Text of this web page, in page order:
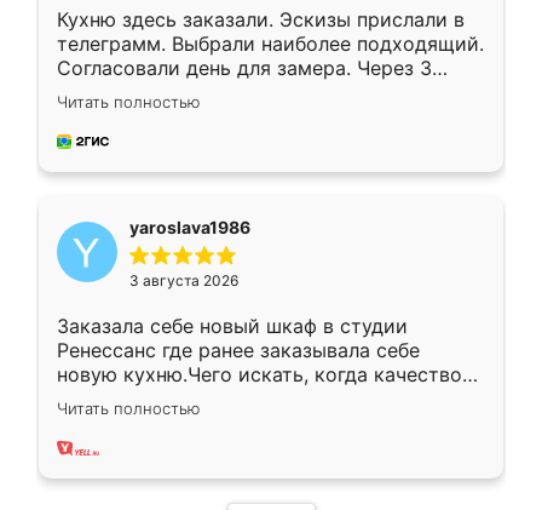
Кухню здесь заказали. Эскизы прислали в
телеграмм. Выбрали наиболее подходящий.
Согласовали день для замера. Через 3
недели кухня была уже готова. Остались
довольны работой. Спасибо Ренессанс
мебель за качественную работу!
Читать полностью
yaroslava1986
3 августа 2026
Заказала себе новый шкаф в студии
Ренессанс где ранее заказывала себе
новую кухню.Чего искать, когда качеством
вполне довольна. Служит кухня уже почти
два года, нареканий нет.
Читать полностью